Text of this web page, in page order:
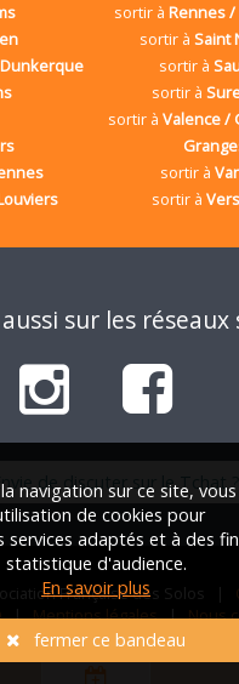
sortir àRennes /
sortir àSaint
sortir à
sortir à
sortir àValence /
sortir à
sortir à
sur les réseaux
de discuter sur le Tchat ?
Française des Solos |
|Mentions légales|Nous
navigation sur ce site,
de cookies pour
services adaptés et à des
statistique d'audience.
En savoir plus
fermer ce bandeau